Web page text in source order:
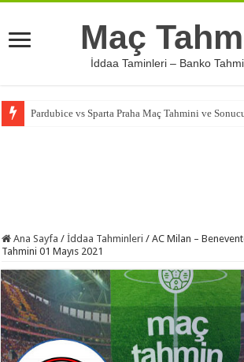
Maç
İddaa Taminleri – Banko
Pardubice vs Sparta Praha Maç Tahmini ve
Ana Sayfa / İddaa Tahminleri / AC Milan –
Tahmini 01 Mayıs 2021